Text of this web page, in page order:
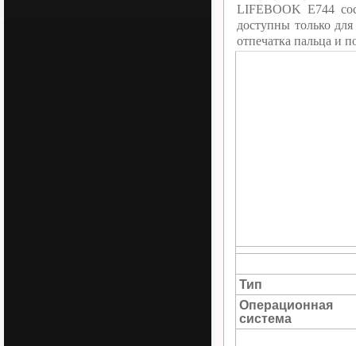
LIFEBOOK E744
доступны только
отпечатка пальца и
Тип
Операционная
система